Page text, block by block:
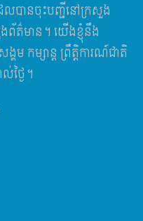
លបានចុះបញ្ជីនៅក្រសួង
ព័ត៌មាន។ យើងខ្ញុំនឹង
ម កម្សាន្ត ព្រឹត្តិការណ៍ជាតិ
ថ្ងៃ។